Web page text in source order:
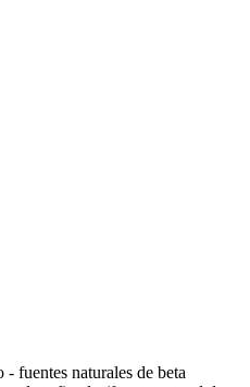
fuentes naturales de beta